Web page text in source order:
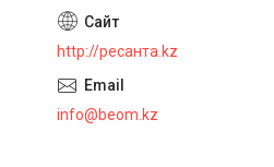
http://ресанта.kz
info@beom.kz